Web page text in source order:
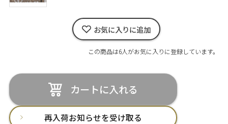
お気に入りに追加
この商品は6人がお気に入りに登録しています。
カートに入れる
再入荷お知らせを受け取る